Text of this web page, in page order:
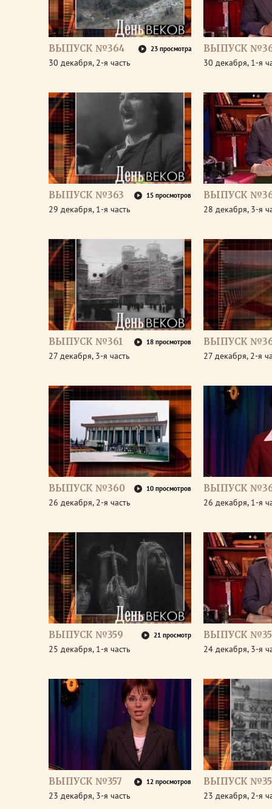
ВЫПУСК №364 23 просмотра
30 декабря, 2-я часть
ВЫПУСК
30 декабря, 1-я
ВЫПУСК №363 15 просмотров
29 декабря, 1-я часть
ВЫПУСК
28 декабря, 3-я
ВЫПУСК №361 18 просмотров
27 декабря, 3-я часть
ВЫПУСК
27 декабря, 2-я
ВЫПУСК №360 10 просмотров
26 декабря, 2-я часть
ВЫПУСК
26 декабря, 1-я
ВЫПУСК №359 21 просмотр
25 декабря, 1-я часть
ВЫПУСК
24 декабря, 3-я
ВЫПУСК №357 12 просмотров
23 декабря, 3-я часть
ВЫПУСК
23 декабря, 2-я